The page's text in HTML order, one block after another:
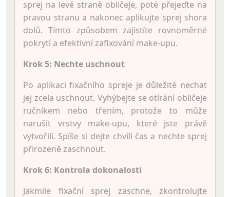
sprej na levé straně obličeje, poté přejeďte na
pravou stranu a nakonec aplikujte sprej shora
dolů. Tímto způsobem zajistíte rovnoměrné
pokrytí a efektivní zafixování make-upu.
Krok 5: Nechte uschnout
Po aplikaci fixačního spreje je důležité nechat
jej zcela uschnout. Vyhýbejte se otírání obličeje
ručníkem nebo třením, protože to může
narušit vrstvy make-upu, které jste právě
vytvořili. Spíše si dejte chvíli čas a nechte sprej
přirozeně zaschnout.
Krok 6: Kontrola dokonalosti
Jakmile fixační sprej zaschne, zkontrolujte